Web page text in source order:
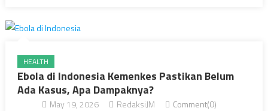
HEALTH
Ebola di Indonesia Kemenkes Pastikan Belum
Ada Kasus, Apa Dampaknya?
May 19, 2026 RedaksiJM Comment(0)